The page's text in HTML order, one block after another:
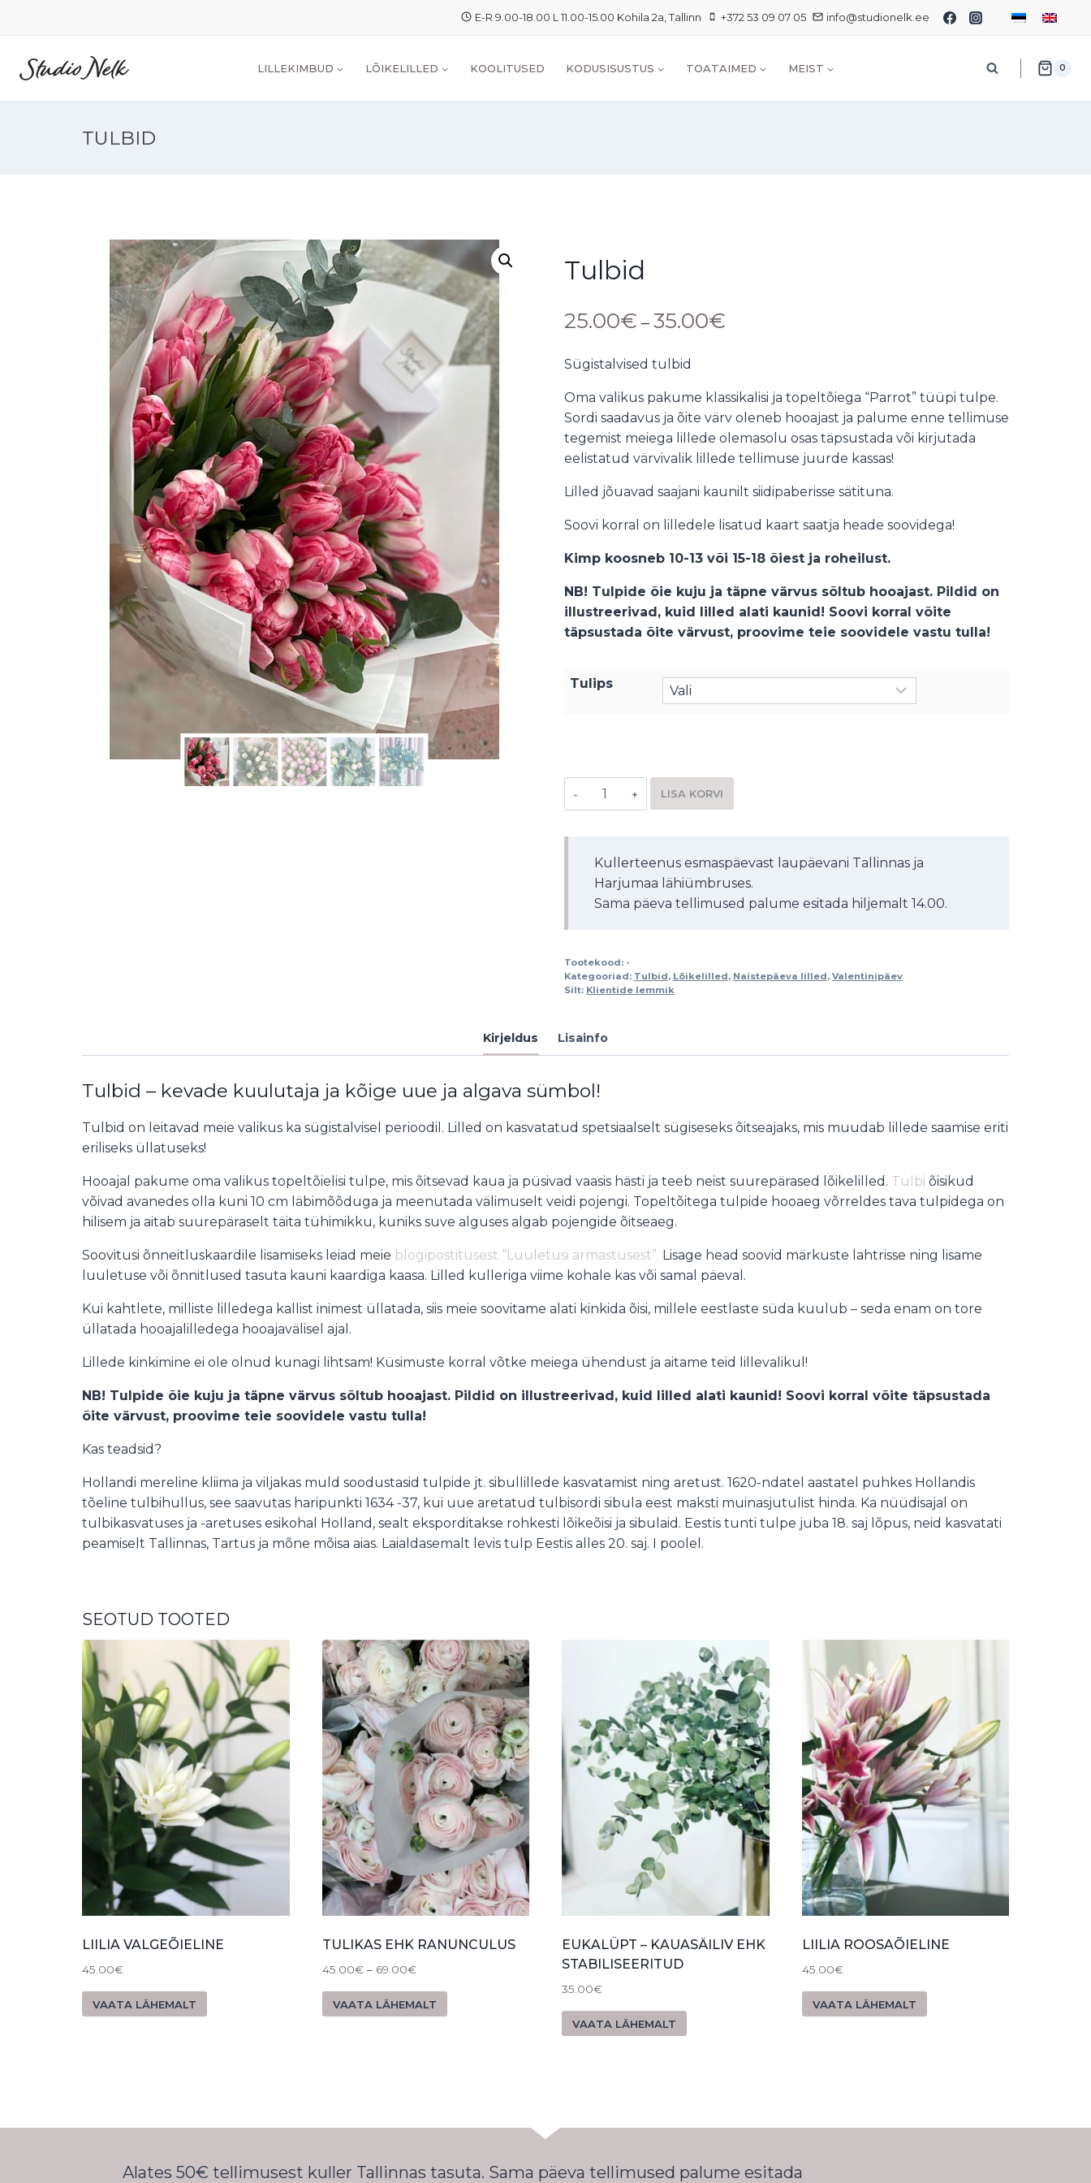
E-R 9.00-18.00 L 11.00-15.00 Kohila 2a, Tallinn +372 53 09 07 05 info@studionelk.ee
LILLEKIMBUD LÕIKELILLED KOOLITUSED KODUSISUSTUS TOATAIMED MEIST 0
TULBID
Tulbid
25.00€ – 35.00€
Sügistalvised tulbid
Oma valikus pakume klassikalisi ja topeltõiega “Parrot” tüüpi tulpe.
Sordi saadavus ja õite värv oleneb hooajast ja palume enne tellimuse
tegemist meiega lillede olemasolu osas täpsustada või kirjutada
eelistatud värvivalik lillede tellimuse juurde kassas!
Lilled jõuavad saajani kaunilt siidipaberisse sätituna.
Soovi korral on lilledele lisatud kaart saatja heade soovidega!
Kimp koosneb 10-13 või 15-18 õiest ja roheilust.
NB! Tulpide õie kuju ja täpne värvus sõltub hooajast. Pildid on
illustreerivad, kuid lilled alati kaunid! Soovi korral võite
täpsustada õite värvust, proovime teie soovidele vastu tulla!
Tulips
LISA KORVI
Kullerteenus esmaspäevast laupäevani Tallinnas ja
Harjumaa lähiümbruses.
Sama päeva tellimused palume esitada hiljemalt 14.00.
Tootekood: -
Kategooriad: Tulbid, Lõikelilled, Naistepäeva lilled, Valentinipäev
Silt: Klientide lemmik
Kirjeldus Lisainfo
Tulbid – kevade kuulutaja ja kõige uue ja algava sümbol!
Tulbid on leitavad meie valikus ka sügistalvisel perioodil. Lilled on kasvatatud spetsiaalselt sügiseseks õitseajaks, mis muudab lillede saamise eriti
eriliseks üllatuseks!
Hooajal pakume oma valikus topeltõielisi tulpe, mis õitsevad kaua ja püsivad vaasis hästi ja teeb neist suurepärased lõikelilled. Tulbi õisikud
võivad avanedes olla kuni 10 cm läbimõõduga ja meenutada välimuselt veidi pojengi. Topeltõitega tulpide hooaeg võrreldes tava tulpidega on
hilisem ja aitab suurepäraselt täita tühimikku, kuniks suve alguses algab pojengide õitseaeg.
Soovitusi õnneitluskaardile lisamiseks leiad meie blogipostitusest “Luuletusi armastusest”. Lisage head soovid märkuste lahtrisse ning lisame
luuletuse või õnnitlused tasuta kauni kaardiga kaasa. Lilled kulleriga viime kohale kas või samal päeval.
Kui kahtlete, milliste lilledega kallist inimest üllatada, siis meie soovitame alati kinkida õisi, millele eestlaste süda kuulub – seda enam on tore
üllatada hooajalilledega hooajavälisel ajal.
Lillede kinkimine ei ole olnud kunagi lihtsam! Küsimuste korral võtke meiega ühendust ja aitame teid lillevalikul!
NB! Tulpide õie kuju ja täpne värvus sõltub hooajast. Pildid on illustreerivad, kuid lilled alati kaunid! Soovi korral võite täpsustada
õite värvust, proovime teie soovidele vastu tulla!
Kas teadsid?
Hollandi mereline kliima ja viljakas muld soodustasid tulpide jt. sibullillede kasvatamist ning aretust. 1620-ndatel aastatel puhkes Hollandis
tõeline tulbihullus, see saavutas haripunkti 1634 -37, kui uue aretatud tulbisordi sibula eest maksti muinasjutulist hinda. Ka nüüdisajal on
tulbikasvatuses ja -aretuses esikohal Holland, sealt eksporditakse rohkesti lõikeõisi ja sibulaid. Eestis tunti tulpe juba 18. saj lõpus, neid kasvatati
peamiselt Tallinnas, Tartus ja mõne mõisa aias. Laialdasemalt levis tulp Eestis alles 20. saj. I poolel.
SEOTUD TOOTED
LIILIA VALGEÕIELINE
45.00€
VAATA LÄHEMALT
TULIKAS EHK RANUNCULUS
45.00€ – 69.00€
VAATA LÄHEMALT
EUKALÜPT – KAUASÄILIV EHK
STABILISEERITUD
35.00€
VAATA LÄHEMALT
LIILIA ROOSAÕIELINE
45.00€
VAATA LÄHEMALT
Alates 50€ tellimusest kuller Tallinnas tasuta. Sama päeva tellimused palume esitada